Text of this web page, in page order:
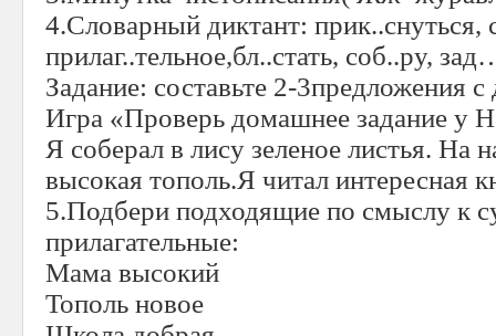
4.Словарный диктант: прик..снуться,
прилаг..тельное,бл..стать, соб..ру,
Задание: составьте 2-3предложения
Игра «Проверь домашнее задание у
Я соберал в лису зеленое листья. На
высокая тополь.Я читал интересная
5.Подбери подходящие по смыслу к
прилагательные:
Мама высокий
Тополь новое